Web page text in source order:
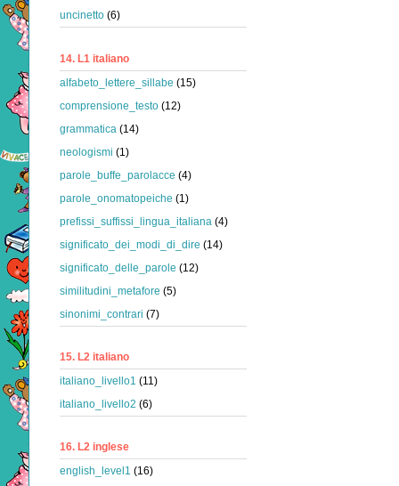
uncinetto (6)
14. L1 italiano
alfabeto_lettere_sillabe (15)
comprensione_testo (12)
grammatica (14)
neologismi (1)
parole_buffe_parolacce (4)
parole_onomatopeiche (1)
prefissi_suffissi_lingua_italiana (4)
significato_dei_modi_di_dire (14)
significato_delle_parole (12)
similitudini_metafore (5)
sinonimi_contrari (7)
15. L2 italiano
italiano_livello1 (11)
italiano_livello2 (6)
16. L2 inglese
english_level1 (16)